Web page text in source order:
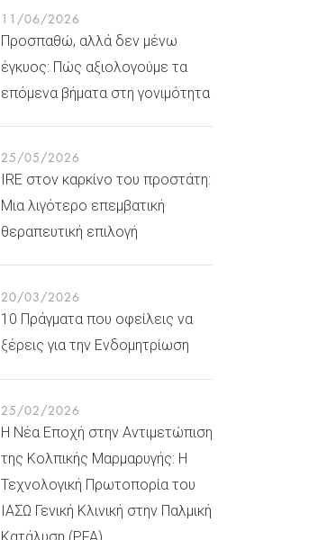
11/06/2026
Προσπαθώ, αλλά δεν μένω
έγκυος: Πώς αξιολογούμε τα
επόμενα βήματα στη γονιμότητα
25/05/2026
IRE στον καρκίνο του προστάτη:
Μια λιγότερο επεμβατική
θεραπευτική επιλογή
20/03/2026
10 Πράγματα που οφείλεις να
ξέρεις για την Ενδομητρίωση
25/02/2026
Η Νέα Εποχή στην Αντιμετώπιση
της Κολπικής Μαρμαρυγής: Η
Τεχνολογική Πρωτοπορία του
ΙΑΣΩ Γενική Κλινική στην Παλμική